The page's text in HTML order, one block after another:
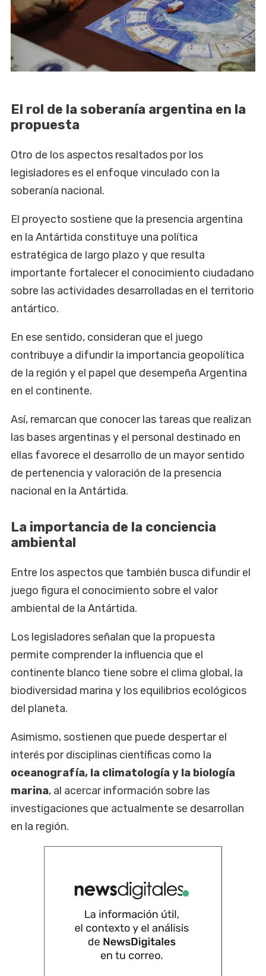
El rol de la soberanía argentina en la
propuesta
Otro de los aspectos resaltados por los
legisladores es el enfoque vinculado con la
soberanía nacional.
El proyecto sostiene que la presencia argentina
en la Antártida constituye una política
estratégica de largo plazo y que resulta
importante fortalecer el conocimiento ciudadano
sobre las actividades desarrolladas en el territorio
antártico.
En ese sentido, consideran que el juego
contribuye a difundir la importancia geopolítica
de la región y el papel que desempeña Argentina
en el continente.
Así, remarcan que conocer las tareas que realizan
las bases argentinas y el personal destinado en
ellas favorece el desarrollo de un mayor sentido
de pertenencia y valoración de la presencia
nacional en la Antártida.
La importancia de la conciencia
ambiental
Entre los aspectos que también busca difundir el
juego figura el conocimiento sobre el valor
ambiental de la Antártida.
Los legisladores señalan que la propuesta
permite comprender la influencia que el
continente blanco tiene sobre el clima global, la
biodiversidad marina y los equilibrios ecológicos
del planeta.
Asimismo, sostienen que puede despertar el
interés por disciplinas científicas como la
oceanografía, la climatología y la biología
marina, al acercar información sobre las
investigaciones que actualmente se desarrollan
en la región.